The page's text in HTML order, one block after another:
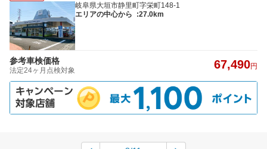
岐阜県大垣市静里町字栄町148-1
エリアの中心から
:27.0km
参考車検価格
法定24ヶ月点検対象 67,490円